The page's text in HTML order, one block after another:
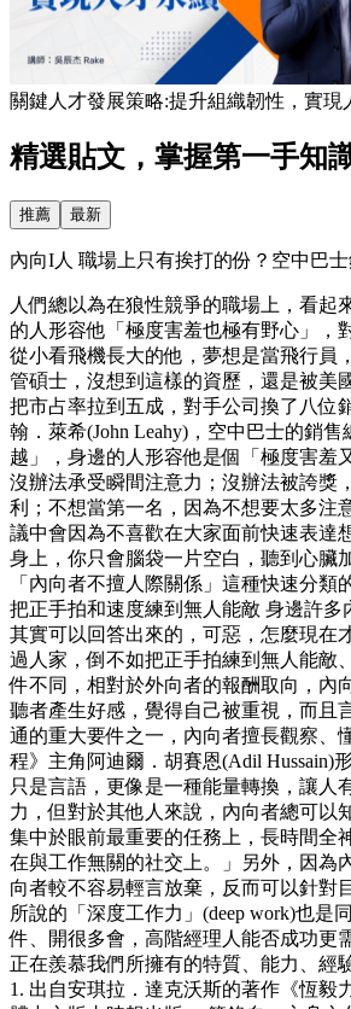
關鍵人才發展策略:提升組織韌性，實現
精選貼文，掌握第一手知
推薦 最新
內向I人 職場上只有挨打的份？空中巴
人們總以為在狼性競爭的職場上，看
的人形容他「極度害羞也極有野心」，
從小看飛機長大的他，夢想是當飛行員
管碩士，沒想到這樣的資歷，還是被美
把市占率拉到五成，對手公司換了八位
翰．萊希(John Leahy)，空中巴士的銷
越」，身邊的人形容他是個「極度害羞
沒辦法承受瞬間注意力；沒辦法被誇獎
利；不想當第一名，因為不想要太多注
議中會因為不喜歡在大家面前快速表達
身上，你只會腦袋一片空白，聽到心臟
「內向者不擅人際關係」這種快速分
把正手拍和速度練到無人能敵 身邊許
其實可以回答出來的，可惡，怎麼現在
過人家，倒不如把正手拍練到無人能敵
件不同，相對於外向者的報酬取向，內
聽者產生好感，覺得自己被重視，而且
通的重大要件之一，內向者擅長觀察、
程》主角阿迪爾．胡賽恩(Adil
只是言語，更像是一種能量轉換，讓人
力，但對於其他人來說，內向者總可以
集中於眼前最重要的任務上，長時間全
在與工作無關的社交上。」另外，因為
向者較不容易輕言放棄，反而可以針對
所說的「深度工作力」(deep work)也
件、開很多會，高階經理人能否成功更
正在羨慕我們所擁有的特質、能力、經
1. 出自安琪拉．達克沃斯的著作《恆毅